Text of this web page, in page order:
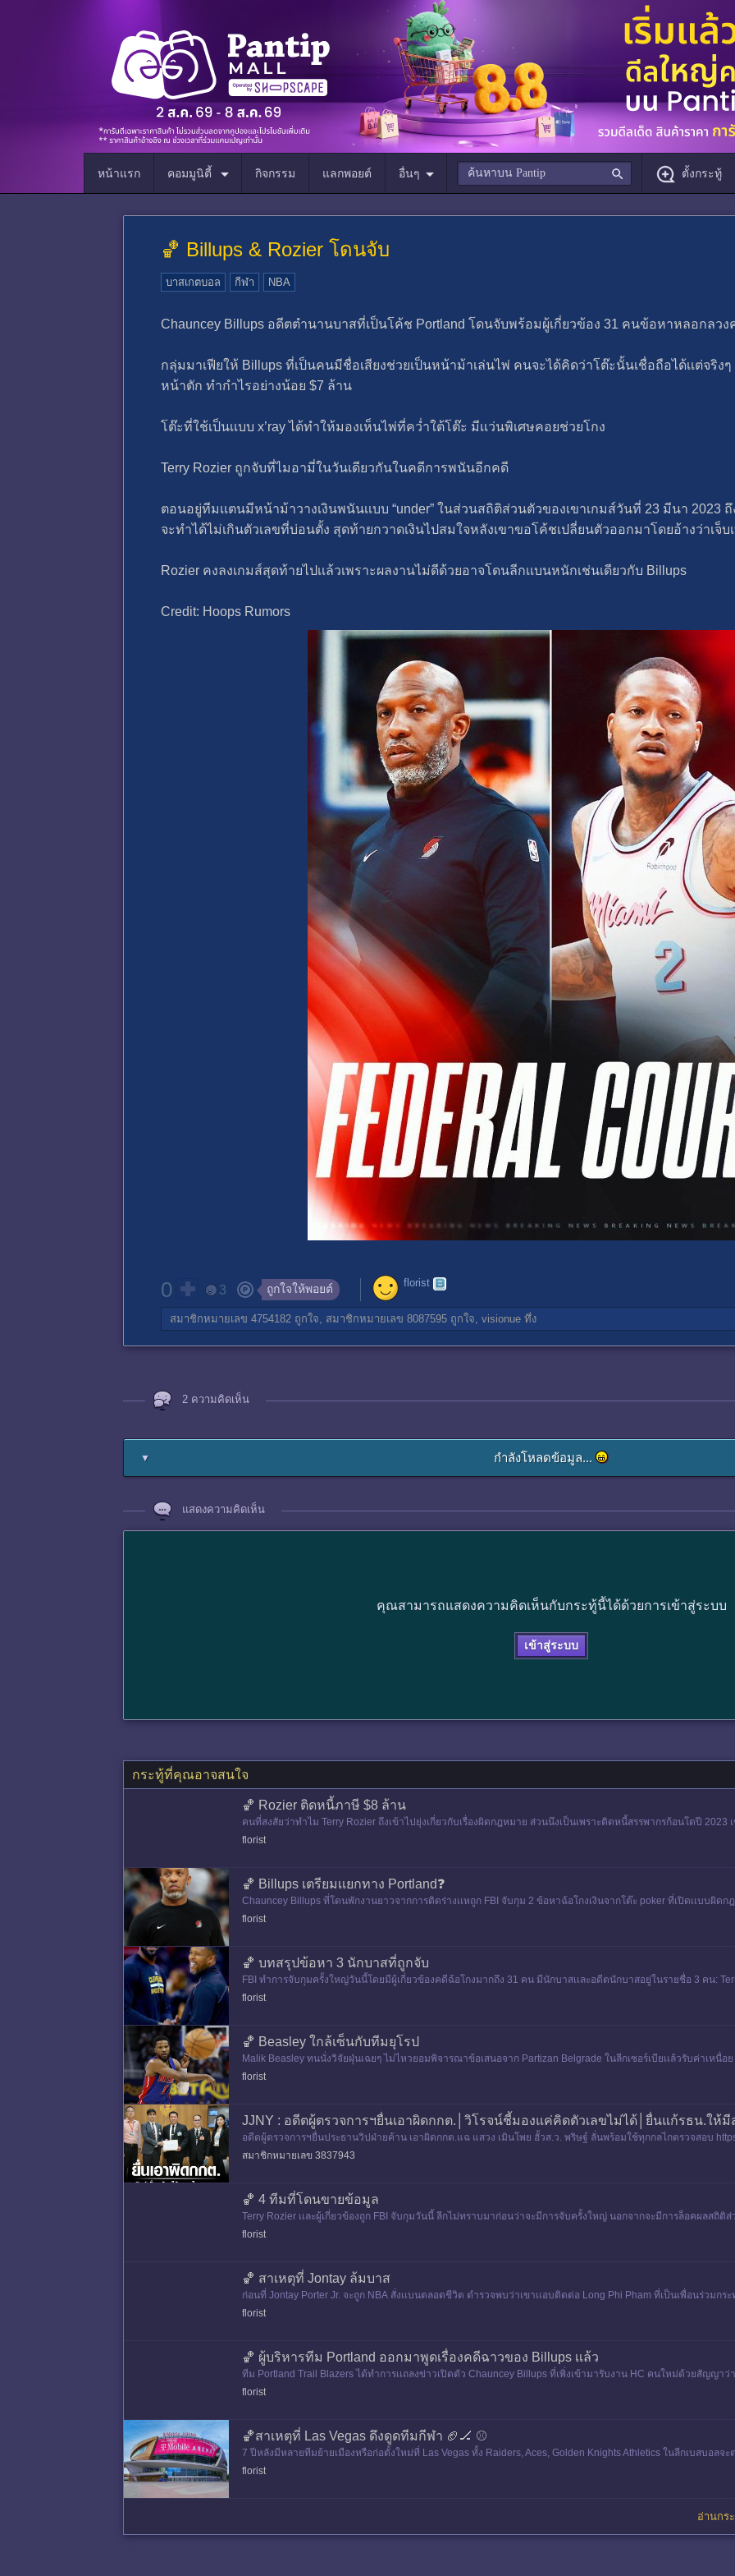
หน้าแรก คอมมูนิตี้ กิจกรรม แลกพอยต์ อื่นๆ ตั้งกระทู้
🏀 Billups & Rozier โดนจับ
บาสเกตบอล กีฬา NBA
Chauncey Billups อดีตตํานานบาสที่เป็นโค้ช Portland โดนจับพร้อมผู้เกี่ยวข้อง 31 คนข้อหาหลอกลว
กลุ่มมาเฟียให้ Billups ที่เป็นคนมีชื่อเสียงช่วยเป็นหน้าม้าเล่นไพ่ คนจะได้คิดว่าโต๊ะนั้นเชื่อถือได้เเต่จริง
หน้าตัก ทํากําไรอย่างน้อย $7 ล้าน
โต๊ะที่ใช้เป็นเเบบ x’ray ได้ทําให้มองเห็นไพ่ที่ควํ่าใต้โต๊ะ มีเเว่นพิเศษคอยช่วยโกง
Terry Rozier ถูกจับที่ไมอามี่ในวันเดียวกันในคดีการพนันอีกคดี
ตอนอยู่ทีมเเตนมีหน้าม้าวางเงินพนันเเบบ “under” ในส่วนสถิติส่วนตัวของเขาเกมส์วันที่ 23 มีนา 2023
จะทําได้ไม่เกินตัวเลขที่บ่อนตั้ง สุดท้ายกวาดเงินไปสมใจหลังเขาขอโค้ชเปลี่ยนตัวออกมาโดยอ้างว่าเจ็บ
Rozier คงลงเกมส์สุดท้ายไปเเล้วเพราะผลงานไม่ดีด้วยอาจโดนลีกเเบนหนักเช่นเดียวกับ Billups
Credit: Hoops Rumors
0 3 ถูกใจให้พอยต์ florist
สมาชิกหมายเลข 4754182 ถูกใจ, สมาชิกหมายเลข 8087595 ถูกใจ, visionue ทึ่ง
2 ความคิดเห็น
▼ กำลังโหลดข้อมูล...
แสดงความคิดเห็น
คุณสามารถแสดงความคิดเห็นกับกระทู้นี้ได้ด้วยการเข้าสู่ระบบ
เข้าสู่ระบบ
กระทู้ที่คุณอาจสนใจ
🏀 Rozier ติดหนี้ภาษี $8 ล้าน
คนที่สงสัยว่าทําไม Terry Rozier ถึงเข้าไปยุ่งเกี่ยวกับเรื่องผิดกฎหมาย ส่วนนึงเป็นเพราะติดหนี้สรรพากรก้อนโตปี 2023
นบอกเพื่อนสนิทคนนึงว่าจะออกจากสนาม
florist
🏀 Billups เตรียมเเยกทาง Portland❓
Chauncey Billups ที่โดนพักงานยาวจากการติดร่างเเหถูก FBI จับกุม 2 ข้อหาฉ้อโกงเงินจากโต๊ะ poker ที่เปิดเเบบผิด
งผู้เล่นทีมตัวเองด้วย ล่าสุดเขาเพิ่งป
florist
🏀 บทสรุปข้อหา 3 นักบาสที่ถูกจับ
FBI ทําการจับกุมครั้งใหญ่วันนี้โดยมีผู้เกี่ยวข้องคดีฉ้อโกงมากถึง 31 คน มีนักบาสเเละอดีตนักบาสอยู่ในรายชื่อ 3 คน:
องทําให้กวาดเงินไป $200,000 รวม
florist
🏀 Beasley ใกล้เซ็นกับทีมยุโรป
Malik Beasley ทนนั่งวิจัยฝุ่นเฉยๆ ไม่ไหวยอมพิจารณาข้อเสนอจาก Partizan Belgrade ในลีกเซอร์เบียเเล้วรับค่าเหนื่
NBA มาจีบเเสดงว่าจะอยู่ที่นั่นยาวจนจ
florist
JJNY : อดีตผู้ตรวจการฯยื่นเอาผิดกกต.│วิโรจน์ชี้มองแค่คิดตัวเลขไม่ได้│ยื่นแก้รธน.ให้มี
อดีตผู้ตรวจการฯยื่นประธานวิปฝ่ายค้าน เอาผิดกกต.แฉ แสวง เมินโพย ฮั้วส.ว. พริษฐ์ ลั่นพร้อมใช้ทุกกลไกตรวจสอบ
ตผู้ตรวจการฯ ยื่น ประธานวิปฝ่าย
สมาชิกหมายเลข 3837943
🏀 4 ทีมที่โดนขายข้อมูล
Terry Rozier เเละผู้เกี่ยวข้องถูก FBI จับกุมวันนี้ ลีกไม่ทราบมาก่อนว่าจะมีการจับครั้งใหญ่ นอกจากจะมีการล็อคผลสถิติส่ว
อบขายข้อมูลอาก
florist
🏀 สาเหตุที่ Jontay ล้มบาส
ก่อนที่ Jontay Porter Jr. จะถูก NBA สั่งเเบนตลอดชีวิต ตํารวจพบว่าเขาเเอบติดต่อ Long Phi Pham ที่เป็นเพื่อนร่วมก
florist
🏀 ผู้บริหารทีม Portland ออกมาพูดเรื่องคดีฉาวของ Billups เเล้ว
ทีม Portland Trail Blazers ได้ทําการเเถลงข่าวเปิดตัว Chauncey Billups ที่เพิ่งเข้ามารับงาน HC คนใหม่ด้วยสัญญา
าวรอจะถาม Billups ในวันนี้ค
florist
🏀สาเหตุที่ Las Vegas ดึงดูดทีมกีฬา 🏈🏒 ⚾
7 ปีหลังมีหลายทีมย้ายเมืองหรือก่อตั้งใหม่ที่ Las Vegas ทั้ง Raiders, Aces, Golden Knights Athletics ในลีกเบสบอล
าเหตุที่จู่ๆ ก็เนื้อหอมเป็นเพราะในอด
florist
อ่านกร